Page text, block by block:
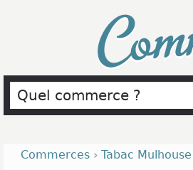
Commerces › Tabac Mulhouse